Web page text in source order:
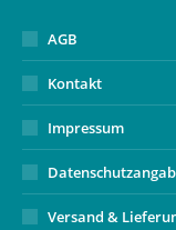
AGB
Kontakt
Impressum
Versand &